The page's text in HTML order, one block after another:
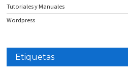
Tutoriales y Manuales
Wordpress
Etiquetas